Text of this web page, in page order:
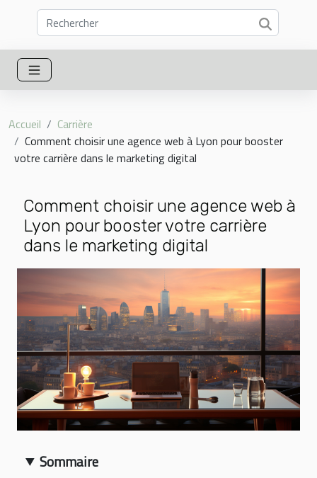
Accueil
Carrière
Comment choisir une agence web à Lyon pour booster
votre carrière dans le marketing digital
Comment choisir une agence web à
Lyon pour booster votre carrière
dans le marketing digital
Sommaire